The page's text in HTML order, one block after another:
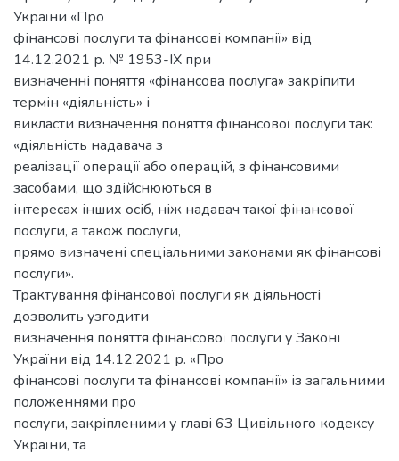
України «Про
фінансові послуги та фінансові компанії» від
14.12.2021 р. № 1953-IX при
визначенні поняття «фінансова послуга» закріпити
термін «діяльність» і
викласти визначення поняття фінансової послуги так:
«діяльність надавача з
реалізації операції або операцій, з фінансовими
засобами, що здійснюються в
інтересах інших осіб, ніж надавач такої фінансової
послуги, а також послуги,
прямо визначені спеціальними законами як фінансові
послуги».
Трактування фінансової послуги як діяльності
дозволить узгодити
визначення поняття фінансової послуги у Законі
України від 14.12.2021 р. «Про
фінансові послуги та фінансові компанії» із загальними
положеннями про
послуги, закріпленими у главі 63 Цивільного кодексу
України, та